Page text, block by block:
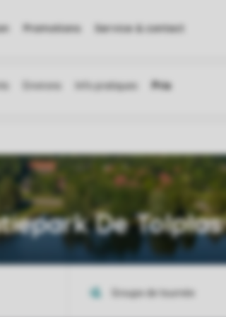
Promotions Service & contact